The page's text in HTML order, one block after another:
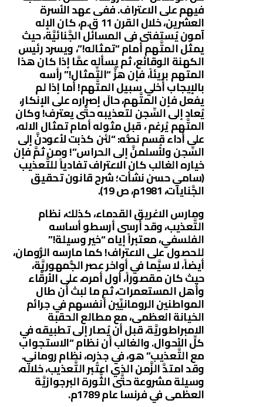
فيهم على الاعتراف. ففى عهد الأسرة
العشرين، خلال القرن 11 ق.م، كان الإله
آمون يُستفتى فى المسائل الجَّنائيَّة، حيث
يمثل المتَّهم أمام “تمثاله!”، ويسرد رئيس
الكهنة الوقائع، ثم يسأله عمَّا إذا كان هذا
المتهم بريئاً، فإن هزَّ “التِّمثال!” رأسه
بالإيجاب أُخلي سبيل المتَّهم! أما إذا لم
يفعل فإن المتَّهم، حالَ إصراره على الإنكار،
يُعاد إلى السِّجن لتعذيبه حتَّى يعترف! وكان
المتَّهم يُرغم ، قبل مثوله أمام تمثال الاله،
على أداء قسم نصُّه: “لئن كذبت لأعودنَّ إلى
السِّجن ولأُسلمنَّ إلى الحراس”! ومن ثمَّ فإن
خياره الغالب كان الاعتراف تفادياً للتَّعذيب
(سامي حسن نشأت؛ شرح قانون تحقيق
الجَّنايات، 1981م، ص 19).
ومارس الاغريق القدماء، كذلك، نظام
التَّعذيب، وقد أرسى أرسطو أساسه
الفلسفي، معتبراً إياه “خير وسيلة!”
للحصول على الاعتراف! كما مارسه الرُّومان،
أيضاً، لا سيَّما في أواخر عصر الجُّمهوريَّة،
حيث كان مقصوراً، أول أمره، على الأرقَّاء
وأهل المستعمرات، ثم ما لبث أن طال
المواطنين الرومانيِّين أنفسهم في جرائم
الخيانة العظمى، مع مطالع الحقبة
الامبراطوريَّة، قبل أن يُصار إلى تطبيقه في
كلِّ الأحوال. والغالب أن نظام “الاستجواب
مع التَّعذيب” هو، في جذره، نظام روماني.
وقد امتدَّ الزَّمن الذي اعتُبر التَّعذيب، خلاله،
وسيلة مشروعة حتَّى الثَّورة البرجوازيَّة
العظمى في فرنسا عام 1789م.